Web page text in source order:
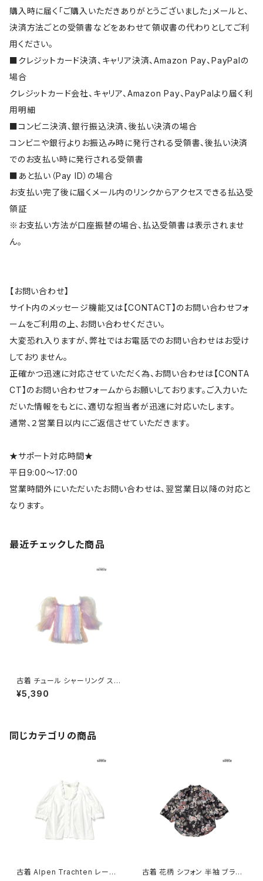
購入時に届く「ご購入いただきありがとうございました」メールと、
決済方法ごとの受領書などをあわせて領収書の代わりとしてご利
用ください。
■クレジットカード決済、キャリア決済、Amazon Pay、PayPalの
場合
クレジットカード会社、キャリア、Amazon Pay、PayPalより届く利
用明細
■コンビニ決済、銀行振込決済、後払い決済の場合
コンビニや銀行よりお振込み時に発行される受領書、後払い決済
でのお支払い時に発行される受領書
■あと払い（Pay ID）の場合
お支払い完了後に届くメール内のリンクからアクセスできる払込受
領証
※お支払い方法が口座振替の場合、払込受領書は表示されませ
ん。
【お問い合わせ】
サイト内のメッセージ機能又は【CONTACT】のお問い合わせフォ
ームをご利用の上、お問い合わせください。
大変恐れ入りますが、弊社ではお電話でのお問い合わせはお受け
しておりません。
正確かつ迅速に対応させていただく為、お問い合わせは【CONTA
CT】のお問い合わせフォームからお願いしております。ご入力いた
だいた情報をもとに、適切な担当者が迅速に対応いたします。
通常、２営業日以内にご返信させていただきます。
★サポート対応時間★
平日9:00～17:00
営業時間外にいただいたお問い合わせは、翌営業日以降の対応と
なります。
最近チェックした商品
古着 チュール シャーリング スト
ライプ柄 半袖 ブラウス 紫 カラ
フル (ttu2604025)
¥5,390
同じカテゴリの商品
古着 Alpen Trachten レース
古着 花柄 シフォン 半袖 ブラウ